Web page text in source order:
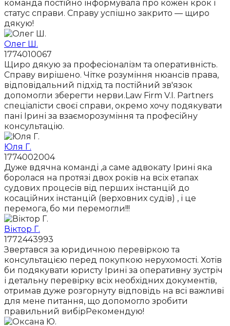
команда постійно інформувала про кожен крок і
статус справи. Справу успішно закрито — щиро
дякую!
Олег Ш.
1774010067
Щиро дякую за професіоналізм та оперативність.
Справу вирішено. Чітке розуміння нюансів права,
відповідальний підхід та постійний зв'язок
допомогли зберегти нерви.Law Firm V.I. Partners
спеціалісти своєї справи, окремо хочу подякувати
пані Ірині за взаєморозуміння та професійну
консультацію.
Юля Г.
1774002004
Дуже вдячна команді ,а саме адвокату Ірині яка
боролася на протязі двох років на всіх етапах
судових процесів від перших інстанцій до
косаційних інстанцій (верховних судів) , і це
перемога, бо ми перемогли!!!
Віктор Г.
1772443993
Звертався за юридичною перевіркою та
консультацією перед покупкою нерухомості. Хотів
би подякувати юристу Ірині за оперативну зустріч
і детальну перевірку всіх необхідних документів,
отримав дуже розгорнуту відповідь на всі важливі
для мене питання, що допомогло зробити
правильний вибірРекомендую!